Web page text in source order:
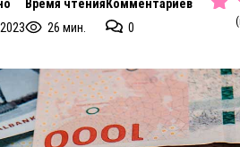
Время чтения
26 мин.
Комментариев
0